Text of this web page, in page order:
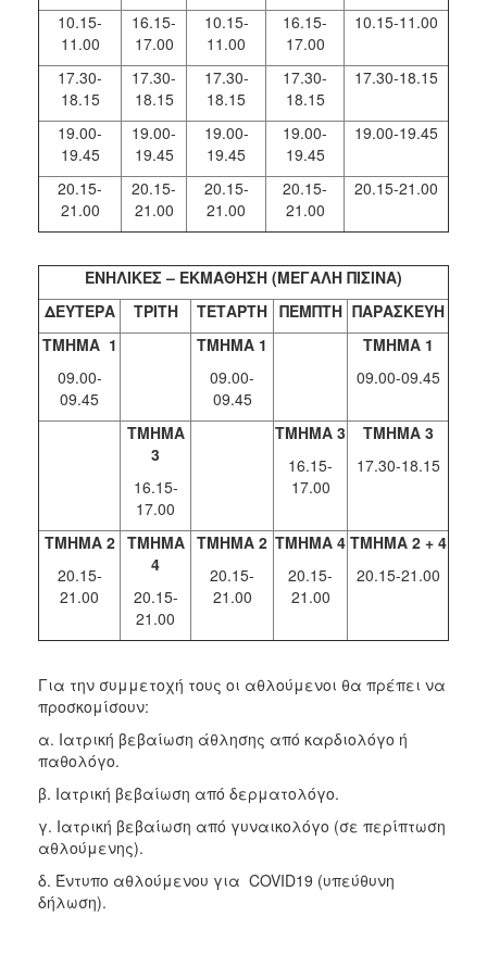
10.15-
11.00
16.15-
17.00
10.15-
11.00
16.15-
17.00
10.15-11.00
17.30-
18.15
17.30-
18.15
17.30-
18.15
17.30-
18.15
17.30-18.15
19.00-
19.45
19.00-
19.45
19.00-
19.45
19.00-
19.45
19.00-19.45
20.15-
21.00
20.15-
21.00
20.15-
21.00
20.15-
21.00
20.15-21.00
ΕΝΗΛΙΚΕΣ – ΕΚΜΑΘΗΣΗ (ΜΕΓΑΛΗ ΠΙΣΙΝΑ)
ΔΕΥΤΕΡΑ
ΤΡΙΤΗ ΤΕΤΑΡΤΗ ΠΕΜΠΤΗ ΠΑΡΑΣΚΕΥΗ
ΤΜΗΜΑ 1
09.00-
09.45
ΤΜΗΜΑ 1
09.00-
09.45
ΤΜΗΜΑ 1
09.00-09.45
ΤΜΗΜΑ
3
16.15-
17.00
ΤΜΗΜΑ 3
16.15-
17.00
ΤΜΗΜΑ 3
17.30-18.15
ΤΜΗΜΑ 2
20.15-
21.00
ΤΜΗΜΑ
4
20.15-
21.00
ΤΜΗΜΑ 2
20.15-
21.00
ΤΜΗΜΑ 4
20.15-
21.00
ΤΜΗΜΑ 2 + 4
20.15-21.00
Για την συμμετοχή τους οι αθλούμενοι θα πρέπει να
προσκομίσουν:
α. Ιατρική βεβαίωση άθλησης από καρδιολόγο ή
παθολόγο.
β. Ιατρική βεβαίωση από δερματολόγο.
γ. Ιατρική βεβαίωση από γυναικολόγο (σε περίπτωση
αθλούμενης).
δ. Έντυπο αθλούμενου για COVID19 (υπεύθυνη
δήλωση).